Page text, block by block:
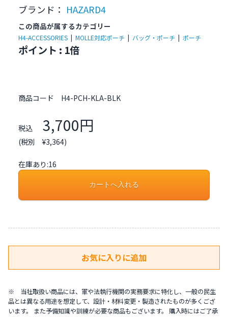
ブランド： HAZARD4
この商品が属するカテゴリー
H4-ACCESSORIES | MOLLE対応ポーチ | バッグ・ポーチ | ポーチ
ポイント : 1倍
商品コード H4-PCH-KLA-BLK
税込 3,700円
(税別 ¥3,364)
在庫あり:16
※ 当社取扱い商品には、軍や法執行機関の実務要求に特化し、一般の民生
品とは異なる用途を想定して、設計・材料変更・製造されたものが多くござ
います。 また予備知識や訓練が必要な商品もございます。 購入時にはご了承